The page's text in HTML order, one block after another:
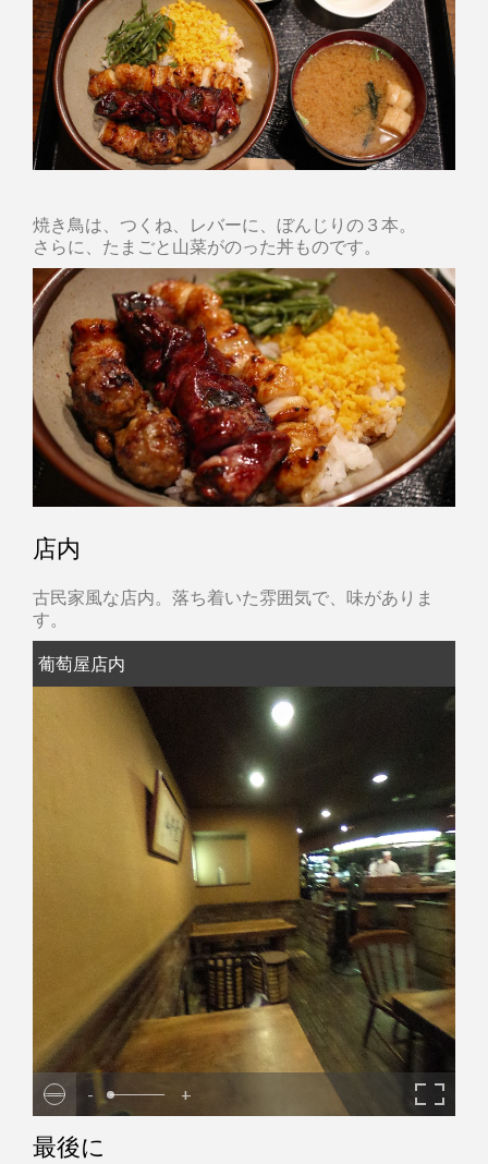
焼き鳥は、つくね、レバーに、ぼんじりの３本。
さらに、たまごと山菜がのった丼ものです。
店内
古民家風な店内。落ち着いた雰囲気で、味がありま
す。
葡萄屋店内
- +
最後に